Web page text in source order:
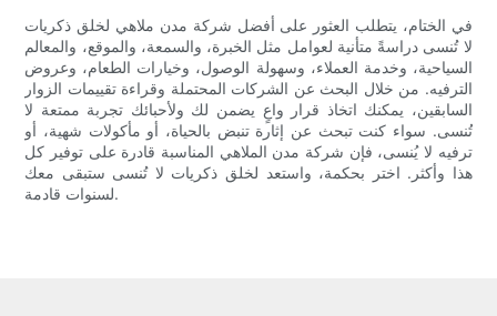
في الختام، يتطلب العثور على أفضل شركة مدن ملاهي لخلق ذكريات
لا تُنسى دراسةً متأنية لعوامل مثل الخبرة، والسمعة، والموقع، والمعالم
السياحية، وخدمة العملاء، وسهولة الوصول، وخيارات الطعام، وعروض
الترفيه. من خلال البحث عن الشركات المحتملة وقراءة تقييمات الزوار
السابقين، يمكنك اتخاذ قرار واعٍ يضمن لك ولأحبائك تجربة ممتعة لا
تُنسى. سواء كنت تبحث عن إثارة تنبض بالحياة، أو مأكولات شهية، أو
ترفيه لا يُنسى، فإن شركة مدن الملاهي المناسبة قادرة على توفير كل
هذا وأكثر. اختر بحكمة، واستعد لخلق ذكريات لا تُنسى ستبقى معك
لسنوات قادمة.